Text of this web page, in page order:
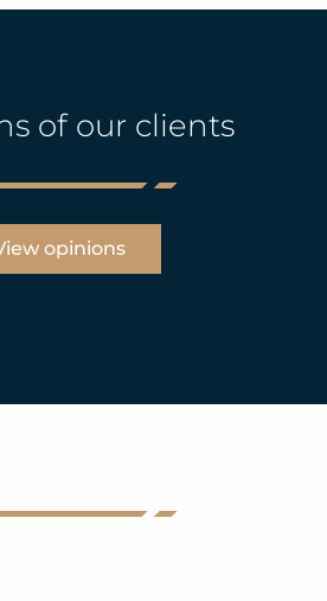
of our clients
opinions